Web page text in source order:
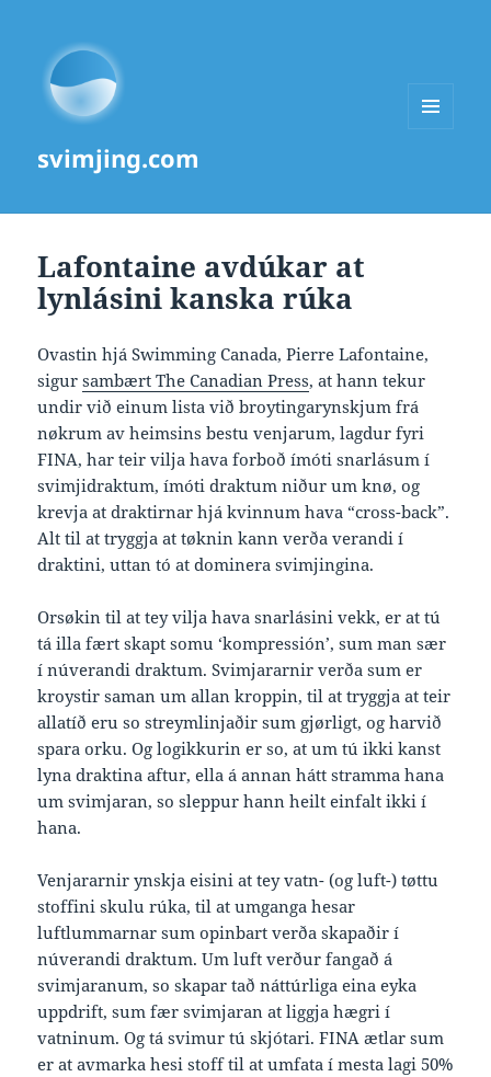
svimjing.com
Lafontaine avdúkar at
lynlásini kanska rúka
Ovastin hjá Swimming Canada, Pierre Lafontaine,
sigursambært The Canadian Press, at hann tekur
undir við einum lista við broytingarynskjum frá
nøkrum av heimsins bestu venjarum, lagdur fyri
FINA, har teir vilja hava forboð ímóti snarlásum í
svimjidraktum, ímóti draktum niður um knø, og
krevja at draktirnar hjá kvinnum hava “cross-back”.
Alt til at tryggja at tøknin kann verða verandi í
draktini, uttan tó at dominera svimjingina.
Orsøkin til at tey vilja hava snarlásini vekk, er at tú
tá illa fært skapt somu ‘kompressión’, sum man sær
í núverandi draktum. Svimjararnir verða sum er
kroystir saman um allan kroppin, til at tryggja at teir
allatíð eru so streymlinjaðir sum gjørligt, og harvið
spara orku. Og logikkurin er so, at um tú ikki kanst
lyna draktina aftur, ella á annan hátt stramma hana
um svimjaran, so sleppur hann heilt einfalt ikki í
hana.
Venjararnir ynskja eisini at tey vatn- (og luft-) tøttu
stoffini skulu rúka, til at umganga hesar
luftlummarnar sum opinbart verða skapaðir í
núverandi draktum. Um luft verður fangað á
svimjaranum, so skapar tað náttúrliga eina eyka
uppdrift, sum fær svimjaran at liggja hægri í
vatninum. Og tá svimur tú skjótari. FINA ætlar sum
er at avmarka hesi stoff til at umfata í mesta lagi 50%